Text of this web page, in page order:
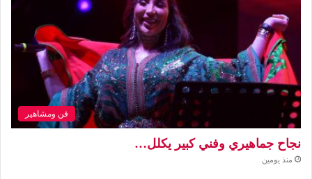
فن ومشاهير
نجاح جماهيري وفني كبير يكلل…
منذ يومين